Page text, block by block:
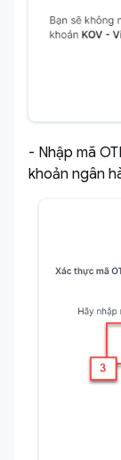
- Nhập mã
khoản ngân